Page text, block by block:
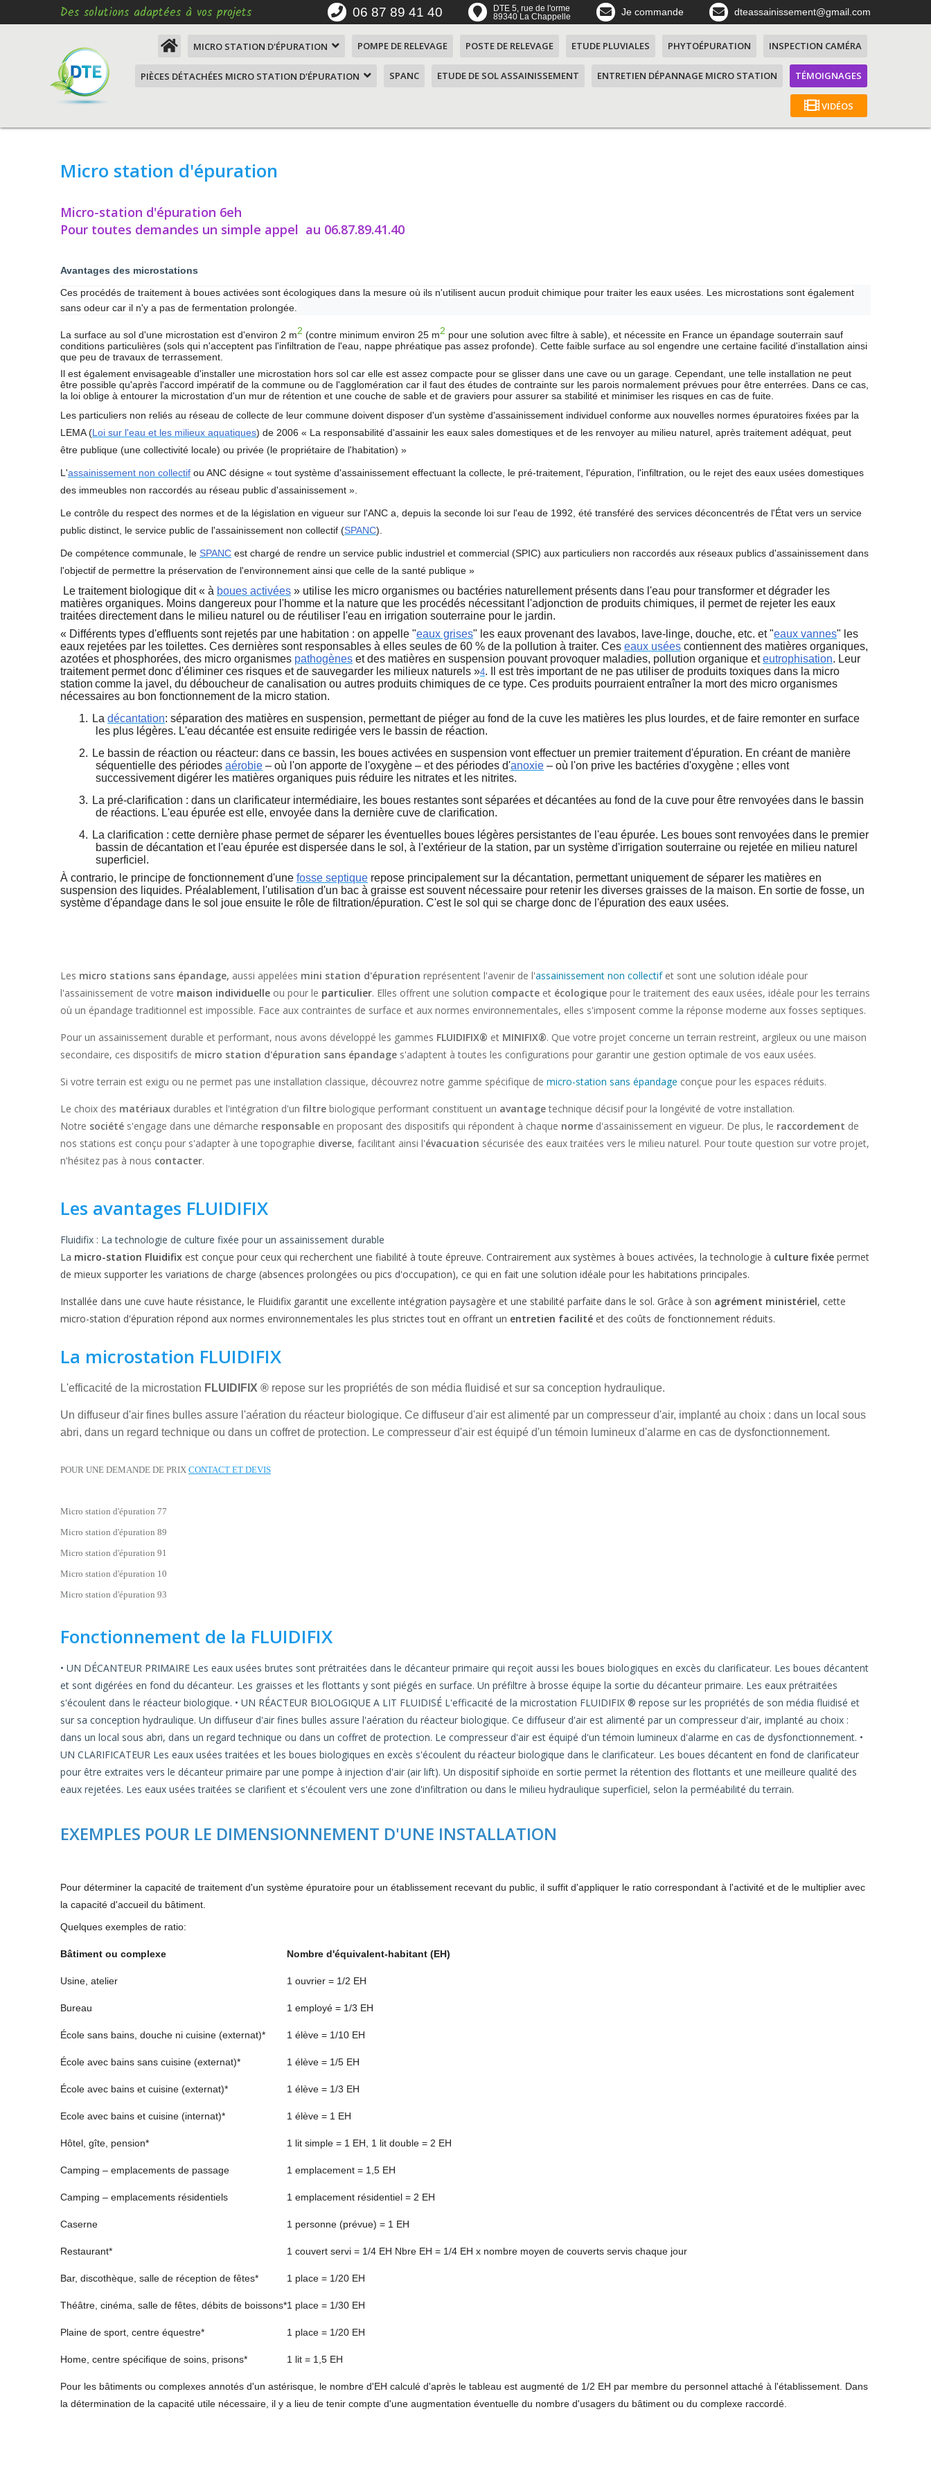
Des solutions adaptées à vos projets 06 87 89 41 40
DTE 5, rue de l'orme
89340 La Chappelle
Je commande dteassainissement@gmail.com
MICRO STATION D'ÉPURATION
Comment remettre aux
Micro station d'épuration 4
habitants, mise aux normes
Micro station d'épuration 5
habitants, mise aux normes
Micro station d'épuration de 1
à 6 habitants
Micro station d'épuration, 7
habitants
Micro station d'épuration 8
habitants
Micro station d'épuration 9
habitants
Micro station d'épuration 15
habitants
Micro station d'épuration 22
habitants
Micro station d'épuration 40
Micro station d'épuration pour:
de réception, gîtes chambres
d'hôtes
POMPE DE RELEVAGE POSTE DE RELEVAGE ETUDE PLUVIALES PHYTOÉPURATION INSPECTION CAMÉRA
PIÈCES DÉTACHÉES MICRO STATION D'ÉPURATION
Moteur d'épuration VEM LAGON
Turbines d'oxygénation, 77 euros, aérateur de
surface
Prise étanche
Fourniture PVC Pression
Clapet anti-retour PVC
Clapet de nez anti-retour
Alarme de niveau
Roulement moteur d'épuration
Compresseurs,pompe à air
boitier de commande pour micro station
Vanne PVC piscine
SPANC ETUDE DE SOL ASSAINISSEMENT ENTRETIEN DÉPANNAGE MICRO STATION TÉMOIGNAGES
VIDÉOS
Micro station d'épuration
Micro-station d'épuration 6eh
Pour toutes demandes un simple appel au 06.87.89.41.40
Avantages des microstations
Ces procédés de traitement à boues activées sont écologiques dans la mesure où ils n'utilisent aucun produit chimique pour traiter les eaux usées. Les microstations sont également
sans odeur car il n'y a pas de fermentation prolongée.
La surface au sol d'une microstation est d'environ 2 m2 (contre minimum environ 25 m2 pour une solution avec filtre à sable), et nécessite en France un épandage souterrain sauf
conditions particulières (sols qui n'acceptent pas l'infiltration de l'eau, nappe phréatique pas assez profonde). Cette faible surface au sol engendre une certaine facilité d'installation ainsi
que peu de travaux de terrassement.
Il est également envisageable d'installer une microstation hors sol car elle est assez compacte pour se glisser dans une cave ou un garage. Cependant, une telle installation ne peut
être possible qu'après l'accord impératif de la commune ou de l'agglomération car il faut des études de contrainte sur les parois normalement prévues pour être enterrées. Dans ce cas,
la loi oblige à entourer la microstation d'un mur de rétention et une couche de sable et de graviers pour assurer sa stabilité et minimiser les risques en cas de fuite.
Les particuliers non reliés au réseau de collecte de leur commune doivent disposer d'un système d'assainissement individuel conforme aux nouvelles normes épuratoires fixées par la
LEMA (Loi sur l'eau et les milieux aquatiques) de 2006 « La responsabilité d'assainir les eaux sales domestiques et de les renvoyer au milieu naturel, après traitement adéquat, peut
être publique (une collectivité locale) ou privée (le propriétaire de l'habitation) »
L'assainissement non collectif ou ANC désigne « tout système d'assainissement effectuant la collecte, le pré-traitement, l'épuration, l'infiltration, ou le rejet des eaux usées domestiques
des immeubles non raccordés au réseau public d'assainissement ».
Le contrôle du respect des normes et de la législation en vigueur sur l'ANC a, depuis la seconde loi sur l'eau de 1992, été transféré des services déconcentrés de l'État vers un service
public distinct, le service public de l'assainissement non collectif (SPANC).
De compétence communale, le SPANC est chargé de rendre un service public industriel et commercial (SPIC) aux particuliers non raccordés aux réseaux publics d'assainissement dans
l'objectif de permettre la préservation de l'environnement ainsi que celle de la santé publique »
Le traitement biologique dit « à boues activées » utilise les micro organismes ou bactéries naturellement présents dans l'eau pour transformer et dégrader les
matières organiques. Moins dangereux pour l'homme et la nature que les procédés nécessitant l'adjonction de produits chimiques, il permet de rejeter les eaux
traitées directement dans le milieu naturel ou de réutiliser l'eau en irrigation souterraine pour le jardin.
« Différents types d'effluents sont rejetés par une habitation : on appelle "eaux grises" les eaux provenant des lavabos, lave-linge, douche, etc. et "eaux vannes" les
eaux rejetées par les toilettes. Ces dernières sont responsables à elles seules de 60 % de la pollution à traiter. Ces eaux usées contiennent des matières organiques,
azotées et phosphorées, des micro organismes pathogènes et des matières en suspension pouvant provoquer maladies, pollution organique eteutrophisation. Leur
traitement permet donc d'éliminer ces risques et de sauvegarder les milieux naturels »4. Il est très important de ne pas utiliser de produits toxiques dans la micro
station comme la javel, du déboucheur de canalisation ou autres produits chimiques de ce type. Ces produits pourraient entraîner la mort des micro organismes
nécessaires au bon fonctionnement de la micro station.
1. Ladécantation: séparation des matières en suspension, permettant de piéger au fond de la cuve les matières les plus lourdes, et de faire remonter en surface
les plus légères. L'eau décantée est ensuite redirigée vers le bassin de réaction.
2. Le bassin de réaction ou réacteur: dans ce bassin, les boues activées en suspension vont effectuer un premier traitement d'épuration. En créant de manière
séquentielle des périodesaérobie – où l'on apporte de l'oxygène – et des périodes d'anoxie – où l'on prive les bactéries d'oxygène ; elles vont
successivement digérer les matières organiques puis réduire les nitrates et les nitrites.
3. La pré-clarification : dans un clarificateur intermédiaire, les boues restantes sont séparées et décantées au fond de la cuve pour être renvoyées dans le bassin
de réactions. L'eau épurée est elle, envoyée dans la dernière cuve de clarification.
4. La clarification : cette dernière phase permet de séparer les éventuelles boues légères persistantes de l'eau épurée. Les boues sont renvoyées dans le premier
bassin de décantation et l'eau épurée est dispersée dans le sol, à l'extérieur de la station, par un système d'irrigation souterraine ou rejetée en milieu naturel
superficiel.
À contrario, le principe de fonctionnement d'une fosse septique repose principalement sur la décantation, permettant uniquement de séparer les matières en
suspension des liquides. Préalablement, l'utilisation d'un bac à graisse est souvent nécessaire pour retenir les diverses graisses de la maison. En sortie de fosse, un
système d'épandage dans le sol joue ensuite le rôle de filtration/épuration. C'est le sol qui se charge donc de l'épuration des eaux usées.
Les micro stations sans épandage, aussi appelées mini station d'épuration représentent l'avenir de l'assainissement non collectif et sont une solution idéale pour
l'assainissement de votre maison individuelle ou pour le particulier. Elles offrent une solution compacte et écologique pour le traitement des eaux usées, idéale pour les terrains
où un épandage traditionnel est impossible. Face aux contraintes de surface et aux normes environnementales, elles s'imposent comme la réponse moderne aux fosses septiques.
Pour un assainissement durable et performant, nous avons développé les gammes FLUIDIFIX® et MINIFIX®. Que votre projet concerne un terrain restreint, argileux ou une maison
secondaire, ces dispositifs de micro station d'épuration sans épandage s'adaptent à toutes les configurations pour garantir une gestion optimale de vos eaux usées.
Si votre terrain est exigu ou ne permet pas une installation classique, découvrez notre gamme spécifique de micro-station sans épandage conçue pour les espaces réduits.
Le choix des matériaux durables et l'intégration d'un filtre biologique performant constituent un avantagetechnique décisif pour la longévité de votre installation.
Notre société s'engage dans une démarche responsable en proposant des dispositifs qui répondent à chaque norme d'assainissement en vigueur. De plus, le raccordement de
nos stations est conçu pour s'adapter à une topographie diverse, facilitant ainsi l'évacuation sécurisée des eaux traitées vers le milieu naturel. Pour toute question sur votre projet,
n'hésitez pas à nous contacter.
Les avantages FLUIDIFIX
Fluidifix : La technologie de culture fixée pour un assainissement durable
La micro-station Fluidifix est conçue pour ceux qui recherchent une fiabilité à toute épreuve. Contrairement aux systèmes à boues activées, la technologie à culture fixée permet
de mieux supporter les variations de charge (absences prolongées ou pics d'occupation), ce qui en fait une solution idéale pour les habitations principales.
Installée dans une cuve haute résistance, le Fluidifix garantit une excellente intégration paysagère et une stabilité parfaite dans le sol. Grâce à son agrément ministériel, cette
micro-station d'épuration répond aux normes environnementales les plus strictes tout en offrant un entretien facilité et des coûts de fonctionnement réduits.
La microstation FLUIDIFIX
L'efficacité de la microstation FLUIDIFIX ® repose sur les propriétés de son média fluidisé et sur sa conception hydraulique.
Un diffuseur d'air fines bulles assure l'aération du réacteur biologique. Ce diffuseur d'air est alimenté par un compresseur d'air, implanté au choix : dans un local sous
abri, dans un regard technique ou dans un coffret de protection. Le compresseur d'air est équipé d'un témoin lumineux d'alarme en cas de dysfonctionnement.
POUR UNE DEMANDE DE PRIX CONTACT ET DEVIS
Micro station d'épuration 77
Micro station d'épuration 89
Micro station d'épuration 91
Micro station d'épuration 10
Micro station d'épuration 93
Fonctionnement de la FLUIDIFIX
• UN DÉCANTEUR PRIMAIRE Les eaux usées brutes sont prétraitées dans le décanteur primaire qui reçoit aussi les boues biologiques en excès du clarificateur. Les boues décantent
et sont digérées en fond du décanteur. Les graisses et les flottants y sont piégés en surface. Un préfiltre à brosse équipe la sortie du décanteur primaire. Les eaux prétraitées
s'écoulent dans le réacteur biologique. • UN RÉACTEUR BIOLOGIQUE A LIT FLUIDISÉ L'efficacité de la microstation FLUIDIFIX ® repose sur les propriétés de son média fluidisé et
sur sa conception hydraulique. Un diffuseur d'air fines bulles assure l'aération du réacteur biologique. Ce diffuseur d'air est alimenté par un compresseur d'air, implanté au choix :
dans un local sous abri, dans un regard technique ou dans un coffret de protection. Le compresseur d'air est équipé d'un témoin lumineux d'alarme en cas de dysfonctionnement. •
UN CLARIFICATEUR Les eaux usées traitées et les boues biologiques en excès s'écoulent du réacteur biologique dans le clarificateur. Les boues décantent en fond de clarificateur
pour être extraites vers le décanteur primaire par une pompe à injection d'air (air lift). Un dispositif siphoïde en sortie permet la rétention des flottants et une meilleure qualité des
eaux rejetées. Les eaux usées traitées se clarifient et s'écoulent vers une zone d'infiltration ou dans le milieu hydraulique superficiel, selon la perméabilité du terrain.
EXEMPLES POUR LE DIMENSIONNEMENT D'UNE INSTALLATION
Pour déterminer la capacité de traitement d'un système épuratoire pour un établissement recevant du public, il suffit d'appliquer le ratio correspondant à l'activité et de le multiplier avec
la capacité d'accueil du bâtiment.
Quelques exemples de ratio:
Bâtiment ou complexe Nombre d'équivalent-habitant (EH)
Usine, atelier 1 ouvrier = 1/2 EH
Bureau 1 employé = 1/3 EH
École sans bains, douche ni cuisine (externat)* 1 élève = 1/10 EH
École avec bains sans cuisine (externat)* 1 élève = 1/5 EH
École avec bains et cuisine (externat)* 1 élève = 1/3 EH
Ecole avec bains et cuisine (internat)* 1 élève = 1 EH
Hôtel, gîte, pension* 1 lit simple = 1 EH, 1 lit double = 2 EH
Camping – emplacements de passage 1 emplacement = 1,5 EH
Camping – emplacements résidentiels 1 emplacement résidentiel = 2 EH
Caserne 1 personne (prévue) = 1 EH
Restaurant* 1 couvert servi = 1/4 EH Nbre EH = 1/4 EH x nombre moyen de couverts servis chaque jour
Bar, discothèque, salle de réception de fêtes* 1 place = 1/20 EH
Théâtre, cinéma, salle de fêtes, débits de boissons*1 place = 1/30 EH
Plaine de sport, centre équestre* 1 place = 1/20 EH
Home, centre spécifique de soins, prisons* 1 lit = 1,5 EH
Pour les bâtiments ou complexes annotés d'un astérisque, le nombre d'EH calculé d'après le tableau est augmenté de 1/2 EH par membre du personnel attaché à l'établissement. Dans
la détermination de la capacité utile nécessaire, il y a lieu de tenir compte d'une augmentation éventuelle du nombre d'usagers du bâtiment ou du complexe raccordé.